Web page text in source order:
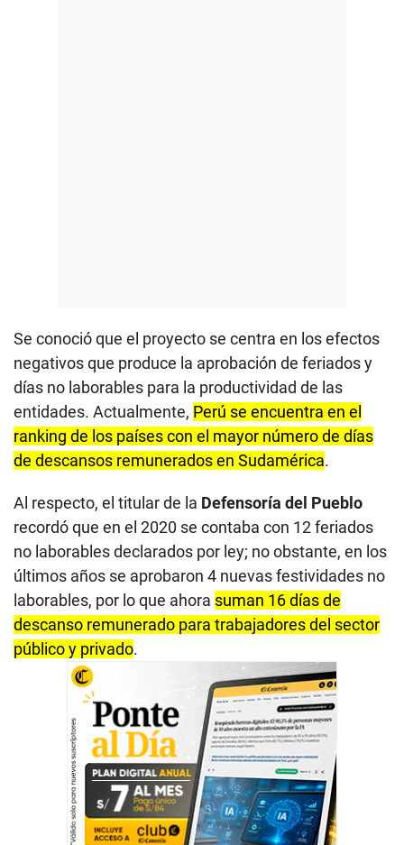
Se conoció que el proyecto se centra en los efectos
negativos que produce la aprobación de feriados y
días no laborables para la productividad de las
entidades. Actualmente, Perú se encuentra en el
ranking de los países con el mayor número de días
de descansos remunerados en Sudamérica.
Al respecto, el titular de la Defensoría del Pueblo
recordó que en el 2020 se contaba con 12 feriados
no laborables declarados por ley; no obstante, en los
últimos años se aprobaron 4 nuevas festividades no
laborables, por lo que ahora suman 16 días de
descanso remunerado para trabajadores del sector
público y privado.